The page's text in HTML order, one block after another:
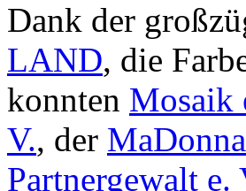
Dank der
LAND, die
konnten Mosaik
V., der
Partnergewalt e.